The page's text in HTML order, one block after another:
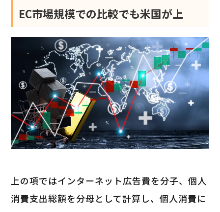
EC市場規模での比較でも米国が上
上の項ではインターネット広告費を分子、個人
消費支出総額を分母として計算し、個人消費に